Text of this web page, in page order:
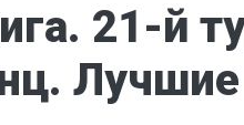
21-й